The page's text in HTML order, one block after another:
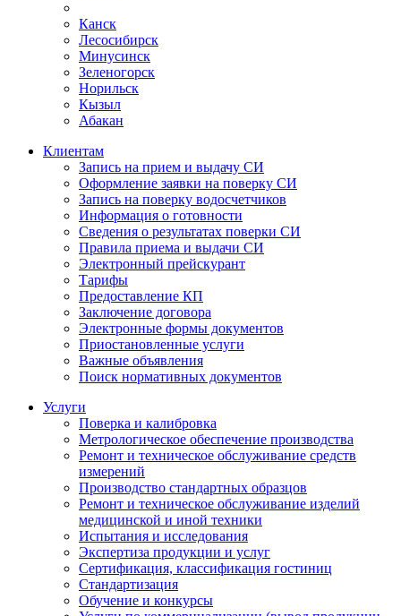
Канск
Лесосибирск
Минусинск
Зеленогорск
Норильск
Кызыл
Абакан
Клиентам
Запись на прием и выдачу СИ
Оформление заявки на поверку СИ
Запись на поверку водосчетчиков
Информация о готовности
Сведения о результатах поверки СИ
Правила приема и выдачи СИ
Электронный прейскурант
Тарифы
Предоставление КП
Заключение договора
Электронные формы документов
Приостановленные услуги
Важные объявления
Поиск нормативных документов
Услуги
Поверка и калибровка
Метрологическое обеспечение производства
Ремонт и техническое обслуживание средств
измерений
Производство стандартных образцов
Ремонт и техническое обслуживание изделий
медицинской и иной техники
Испытания и исследования
Экспертиза продукции и услуг
Сертификация, классификация гостиниц
Стандартизация
Обучение и конкурсы